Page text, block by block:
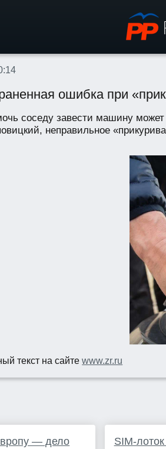
ошибка при
соседу завести машину может
неправильное
текст на сайтеwww.zr.ru
— дело
SIM-